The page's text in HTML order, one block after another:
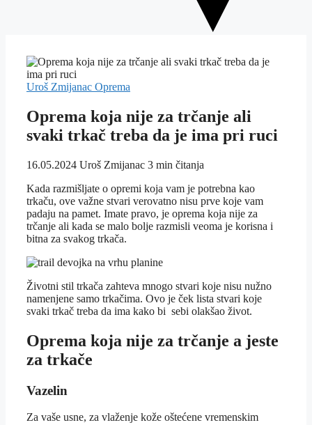
Uroš Zmijanac Oprema
Oprema koja nije za trčanje ali
svaki trkač treba da je ima pri ruci
16.05.2024 Uroš Zmijanac 3 min čitanja
Kada razmišljate o opremi koja vam je potrebna kao
trkaču, ove važne stvari verovatno nisu prve koje vam
padaju na pamet. Imate pravo, je oprema koja nije za
trčanje ali kada se malo bolje razmisli veoma je korisna i
bitna za svakog trkača.
Životni stil trkača zahteva mnogo stvari koje nisu nužno
namenjene samo trkačima. Ovo je ček lista stvari koje
svaki trkač treba da ima kako bi sebi olakšao život.
Oprema koja nije za trčanje a jeste
za trkače
Vazelin
Za vaše usne, za vlaženje kože oštećene vremenskim